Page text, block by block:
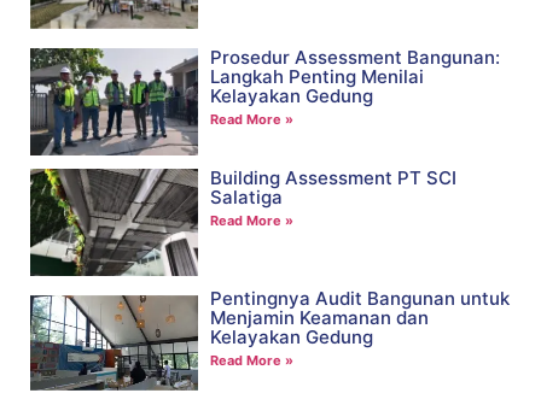
Prosedur Assessment Bangunan:
Langkah Penting Menilai
Kelayakan Gedung
Read More »
Building Assessment PT SCI
Salatiga
Read More »
Pentingnya Audit Bangunan untuk
Menjamin Keamanan dan
Kelayakan Gedung
Read More »